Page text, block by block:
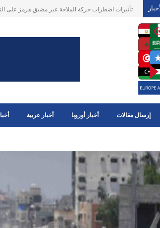
الاتحاد الاوروبي : ارباح غير متوقعة ناتجة عن فوائد
إرسال مقالات أخبار أوروبا أخبار عربية